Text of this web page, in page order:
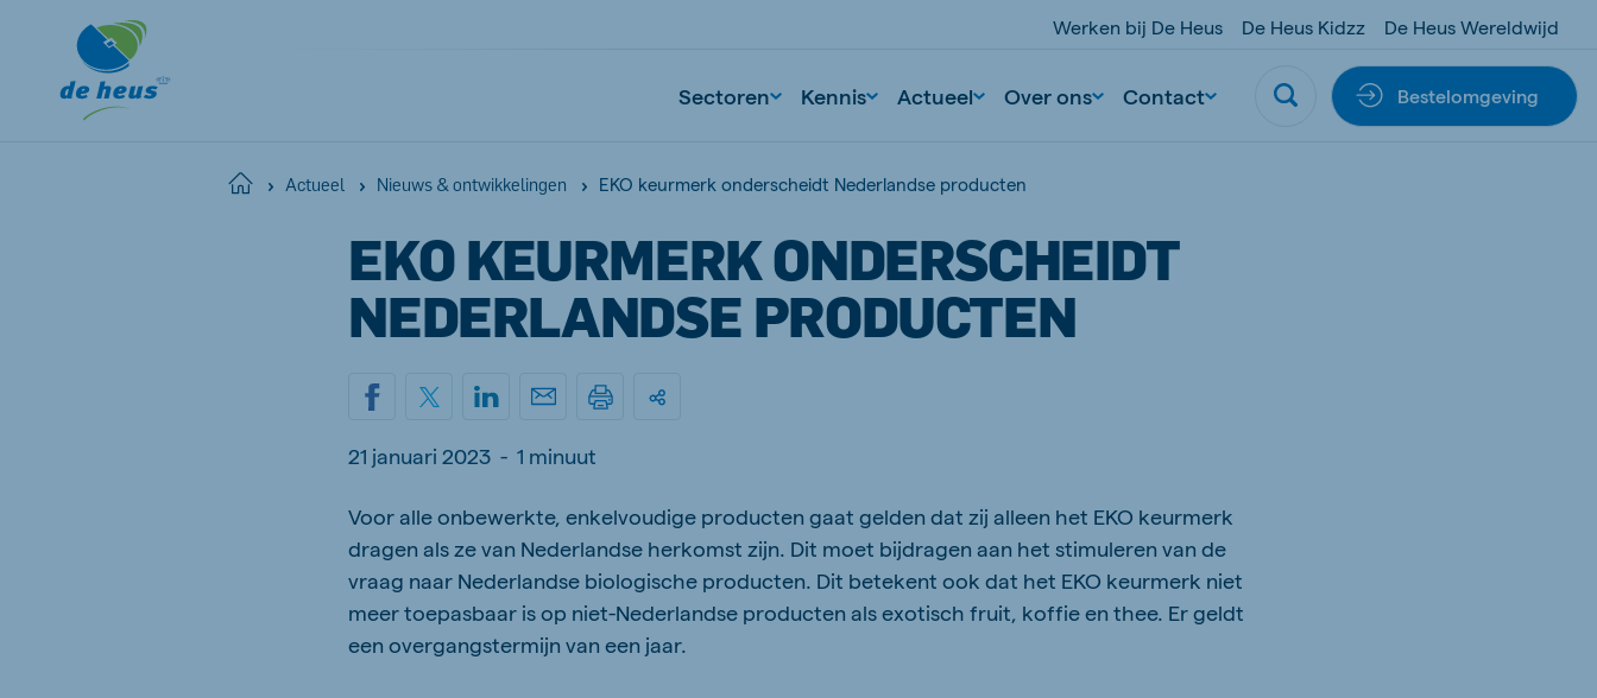
Werken bij De Heus De Heus Kidzz De Heus Wereldwijd
Sectoren Kennis Actueel Over ons Contact Bestelomgeving
Home Actueel Nieuws & ontwikkelingen EKO keurmerk onderscheidt Nederlandse producten
EKO KEURMERK ONDERSCHEIDT
NEDERLANDSE PRODUCTEN
21 januari 2023 - 1 minuut
Voor alle onbewerkte, enkelvoudige producten gaat gelden dat zij alleen het EKO keurmerk
dragen als ze van Nederlandse herkomst zijn. Dit moet bijdragen aan het stimuleren van de
vraag naar Nederlandse biologische producten. Dit betekent ook dat het EKO keurmerk niet
meer toepasbaar is op niet-Nederlandse producten als exotisch fruit, koffie en thee. Er geldt
een overgangstermijn van een jaar.